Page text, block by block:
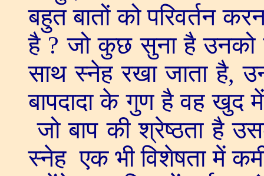
बहुत बातों को परिवर्तन
है ? जो कुछ सुना है उनको
साथ स्नेह रखा जाता है,
बापदादा के गुण है वह खुद
जो बाप की श्रेष्ठता है
स्नेह एक भी विशेषता में